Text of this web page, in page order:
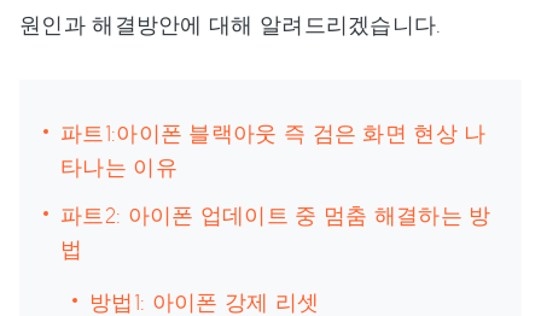
원인과 해결방안에 대해 알려드리겠습니다.
파트1:아이폰 블랙아웃 즉 검은 화면 현상 나
타나는 이유
파트2: 아이폰 업데이트 중 멈춤 해결하는 방
법
방법1: 아이폰 강제 리셋